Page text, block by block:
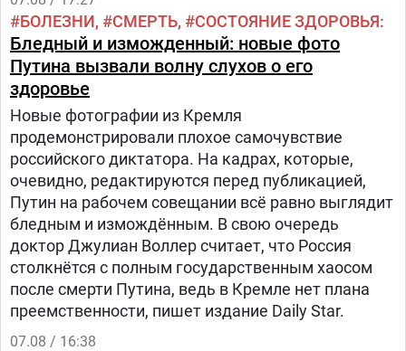
БОЛЕЗНИ СМЕРТЬ СОСТОЯНИЕ ЗДОРОВЬЯ
Бледный и изможденный: новые фото
Путина вызвали волну слухов о его
здоровье
Новые фотографии из Кремля
продемонстрировали плохое самочувствие
российского диктатора. На кадрах, которые,
очевидно, редактируются перед публикацией,
Путин на рабочем совещании всё равно выглядит
бледным и измождённым. В свою очередь
доктор Джулиан Воллер считает, что Россия
столкнётся с полным государственным хаосом
после смерти Путина, ведь в Кремле нет плана
преемственности, пишет издание Daily Star.
07.08 / 16:38